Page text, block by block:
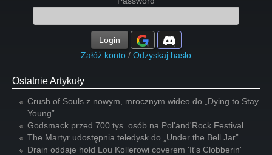
Login
Załóż konto / Odzyskaj hasło
Ostatnie Artykuły
Crush of Souls z nowym, mrocznym wideo do „Dying to Stay
Young”
Godsmack przed 700 tys. osób na Pol'and'Rock Festival
The Martyr udostępnia teledysk do „Under the Bell Jar”
Drain oddaje hołd Lou Kollerowi coverem 'It's Clobberin'